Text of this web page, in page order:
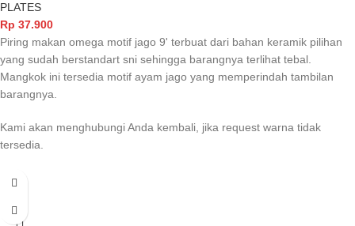
PLATES
Rp 37.900
Piring makan omega motif jago 9' terbuat dari bahan keramik pilihan
yang sudah berstandart sni sehingga barangnya terlihat tebal.
Mangkok ini tersedia motif ayam jago yang memperindah tambilan
barangnya.
Kami akan menghubungi Anda kembali, jika request warna tidak
tersedia.